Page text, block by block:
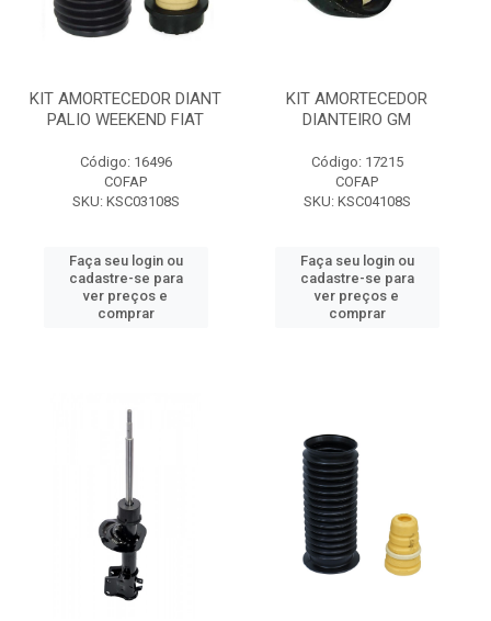
KIT AMORTECEDOR DIANT
PALIO WEEKEND FIAT
Código: 16496
COFAP
SKU: KSC03108S
Faça seu login ou
cadastre-se para
ver preços e
comprar
KIT AMORTECEDOR
DIANTEIRO GM
Código: 17215
COFAP
SKU: KSC04108S
Faça seu login ou
cadastre-se para
ver preços e
comprar